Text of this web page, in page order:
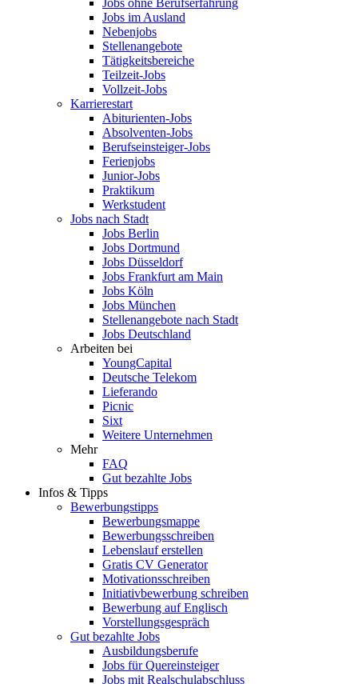
Jobs ohne Berufserfahrung
Jobs im Ausland
Nebenjobs
Stellenangebote
Tätigkeitsbereiche
Teilzeit-Jobs
Vollzeit-Jobs
Karrierestart
Abiturienten-Jobs
Absolventen-Jobs
Berufseinsteiger-Jobs
Ferienjobs
Junior-Jobs
Praktikum
Werkstudent
Jobs nach Stadt
Jobs Berlin
Jobs Dortmund
Jobs Düsseldorf
Jobs Frankfurt am Main
Jobs Köln
Jobs München
Stellenangebote nach Stadt
Jobs Deutschland
Arbeiten bei
YoungCapital
Deutsche Telekom
Lieferando
Picnic
Sixt
Weitere Unternehmen
Mehr
FAQ
Gut bezahlte Jobs
Infos & Tipps
Bewerbungstipps
Bewerbungsmappe
Bewerbungsschreiben
Lebenslauf erstellen
Gratis CV Generator
Motivationsschreiben
Initiativbewerbung schreiben
Bewerbung auf Englisch
Vorstellungsgespräch
Gut bezahlte Jobs
Ausbildungsberufe
Jobs für Quereinsteiger
Jobs mit Realschulabschluss